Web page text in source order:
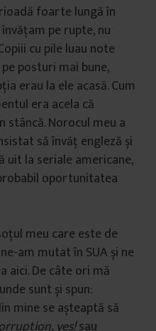
foarte lungă în
pe rupte, nu
cu pile luau note
posturi mai bune,
erau la ele acasă. Cum
era acela că
stâncă. Norocul meu a
să învăț engleză și
uit la seriale americane,
oportunitatea
meu care este de
am mutat în SUA și ne
aici. De câte ori mă
sunt și spun:
mine se așteaptă să
yes!sau